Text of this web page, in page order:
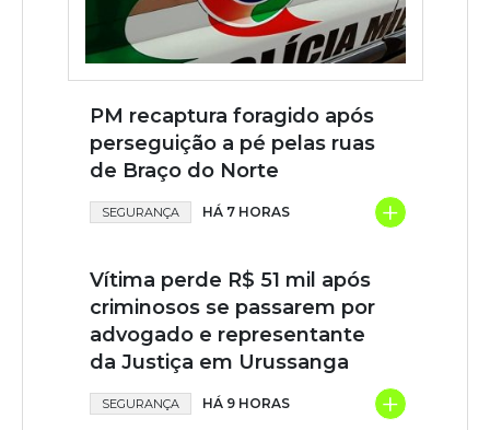
PM recaptura foragido após
perseguição a pé pelas ruas
de Braço do Norte
SEGURANÇA HÁ 7 HORAS +
Vítima perde R$ 51 mil após
criminosos se passarem por
advogado e representante
da Justiça em Urussanga
SEGURANÇA HÁ 9 HORAS +